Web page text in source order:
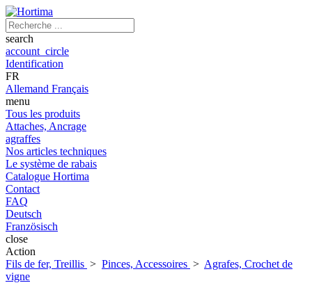
search
account_circle
Identification
FR
Allemand Français
menu
Tous les produits
Attaches, Ancrage
agraffes
Nos articles techniques
Le système de rabais
Catalogue Hortima
Contact
FAQ
Deutsch
Französisch
close
Action
Fils de fer, Treillis > Pinces, Accessoires > Agrafes, Crochet de
vigne